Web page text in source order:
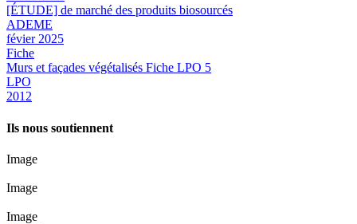
[ÉTUDE] de marché des produits biosourcés
ADEME
févier 2025
Fiche
Murs et façades végétalisés Fiche LPO 5
LPO
2012
Ils nous soutiennent
Image
Image
Image